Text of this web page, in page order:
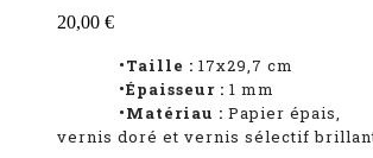
20,00 €
•Taille : 17x29,7 cm
•Épaisseur : 1 mm
•Matériau : Papier épais,
vernis doré et vernis sélectif